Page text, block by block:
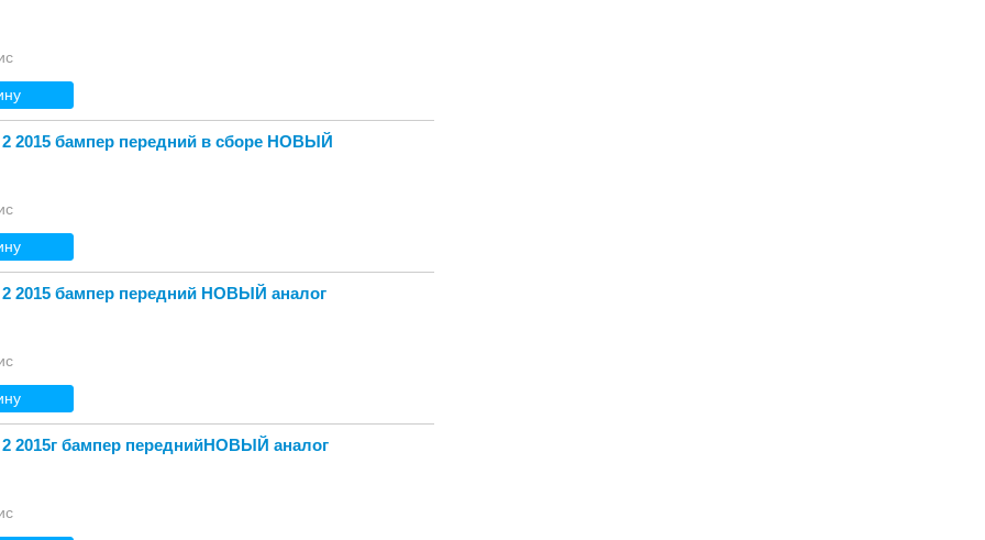
2 2015 бампер передний в сборе НОВЫЙ
2 2015 бампер передний НОВЫЙ аналог
2 2015г бампер переднийНОВЫЙ аналог